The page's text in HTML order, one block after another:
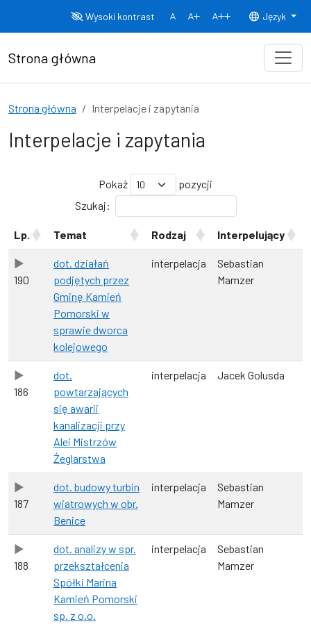
Wysoki kontrast
Normalny rozmiar czcionki
Rozmiar czcionki 150% Rozmiar
Język
Strona główna
Strona główna Interpelacje i zapytania
Interpelacje i zapytania
Pokaż
pozycji
Szukaj:
Lp. Temat Rodzaj Interpelujący
190
dot. działań
podjętych przez
Gminę Kamień
Pomorski w
sprawie dworca
kolejowego
interpelacja
Sebastian
Mamzer
186
dot.
powtarzających
się awarii
kanalizacji przy
Alei Mistrzów
Żeglarstwa
interpelacja Jacek Golusda
187
dot. budowy turbin
wiatrowych w obr.
Benice
interpelacja
Sebastian
Mamzer
188
dot. analizy w spr.
przekształcenia
Spółki Marina
Kamień Pomorski
sp. z o.o.
interpelacja
Sebastian
Mamzer